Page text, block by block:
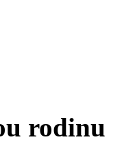
rodinu